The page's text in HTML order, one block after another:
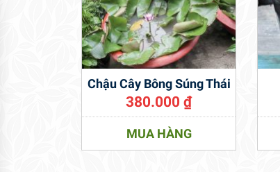
Chậu Cây Bông Súng Thái
380.000₫
MUA HÀNG